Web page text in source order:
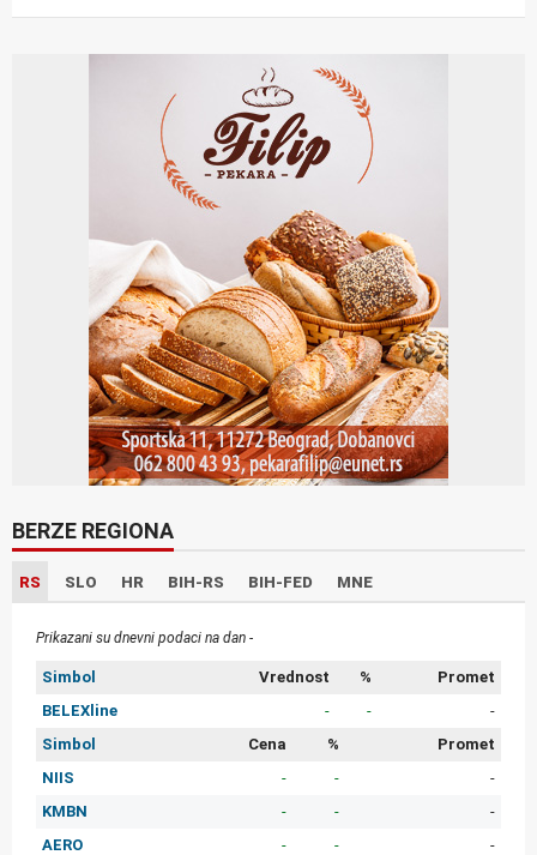
BERZE REGIONA
RS SLO HR BIH-RS BIH-FED MNE
Prikazani su dnevni podaci na dan -
Simbol Vrednost %
Promet
BELEXline
- -
-
Simbol
Cena %
Promet
NIIS
- -
-
KMBN
- -
-
AERO
- -
-